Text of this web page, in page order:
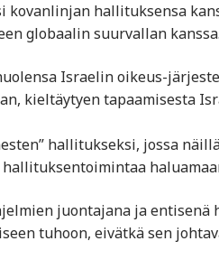
hallituksensa
globaalin suurvallan kanssa.
Israelin oikeus-
kieltäytyen tapaamisesta
hallitukseksi, jossa
juontajana ja entisenä
tuhoon, eivätkä sen